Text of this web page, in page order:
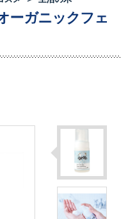
ーガニックフェ